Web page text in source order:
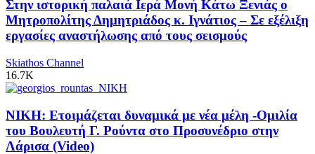
Στην ιστορική παλαιά Ιερά Μονή Κάτω Ξενιάς ο
Μητροπολίτης Δημητριάδος κ. Ιγνάτιος – Σε εξέλιξη
εργασίες αναστήλωσης από τους σεισμούς
Skiathos Channel
16.7K
ΝΙΚΗ: Ετοιμάζεται δυναμικά με νέα μέλη -Ομιλία
του Βουλευτή Γ. Ρούντα στο Προσυνέδριο στην
Λάρισα (Video)